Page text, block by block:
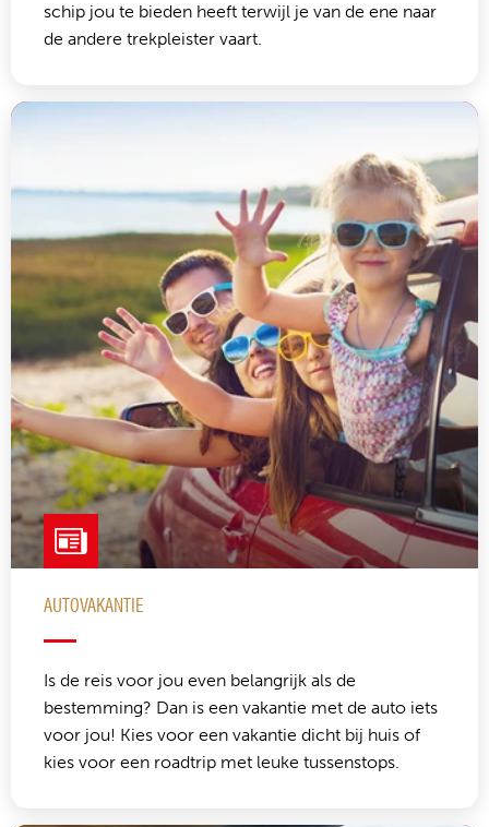
schip jou te bieden heeft terwijl je van de ene naar
de andere trekpleister vaart.
AUTOVAKANTIE
Is de reis voor jou even belangrijk als de
bestemming? Dan is een vakantie met de auto iets
voor jou! Kies voor een vakantie dicht bij huis of
kies voor een roadtrip met leuke tussenstops.